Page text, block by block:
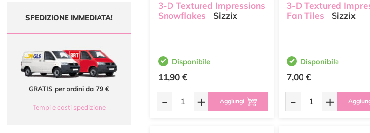
SPEDIZIONE IMMEDIATA!
GRATIS per ordini da 79 €
Tempi e costi spedizione
3-D Textured Impressions
Snowflakes
Sizzix
Disponibile
11,90 €
- + Aggiungi
3-D Textured
Fan Tiles
Sizzix
Disponibile
7,00 €
- +